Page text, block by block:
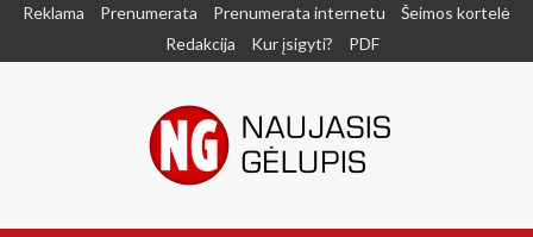
SkipReklama Prenumerata Prenumerata internetu
Šeimos kortelė
Redakcija
Kur įsigyti? PDF